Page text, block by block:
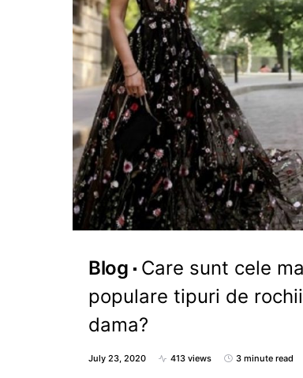
Blog
Care sunt cele
populare tipuri de
dama?
July 23, 2020 413 views 3 minute read